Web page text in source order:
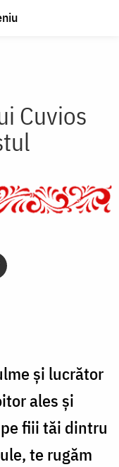
Cuvios
şi lucrător
ales şi
fiii tăi dintru
te rugăm